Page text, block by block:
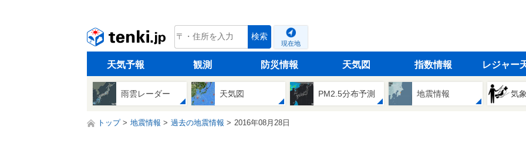
tenki.jp 検索
現在地
天気予報 観測 防災情報 天気図 指数情報 レジャー
雨雲レーダー 天気図 PM2.5分布予測 地震情報 気
トップ 地震情報 過去の地震情報 2016年08月28日